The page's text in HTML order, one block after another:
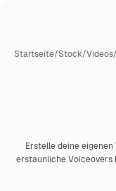
Startseite/Stock/Videos/
Premium
Erstelle deine
erstaunliche Voiceovers